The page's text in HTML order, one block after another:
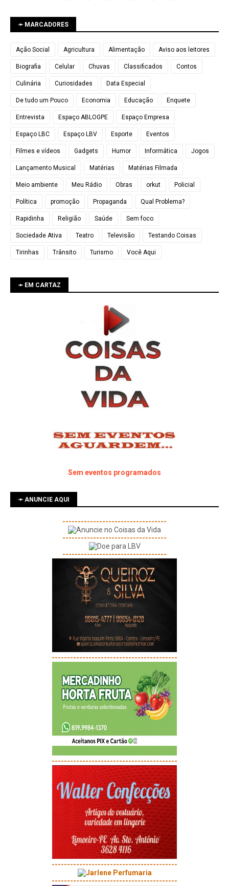
➛ MARCADORES
Ação Social Agricultura Alimentação Aviso aos leitores
Biografia Celular Chuvas Classificados Contos
Culinária Curiosidades Data Especial
De tudo um Pouco Economia Educação Enquete
Entrevista Espaço ABLOGPE Espaço Empresa
Espaço LBC Espaço LBV Esporte Eventos
Filmes e vídeos Gadgets Humor Informática Jogos
Lançamento Musical Matérias Matérias Filmada
Meio ambiente Meu Rádio Obras orkut Policial
Política promoção Propaganda Qual Problema?
Rapidinha Religião Saúde Sem foco
Sociedade Ativa Teatro Televisão Testando Coisas
Tirinhas Trânsito Turismo Você Aqui
➛ EM CARTAZ
Sem eventos programados
➛ ANUNCIE AQUI
----------------------------------
----------------------------------
----------------------------------
-----------------------------------------
-----------------------------------------
-----------------------------------------
-----------------------------------------